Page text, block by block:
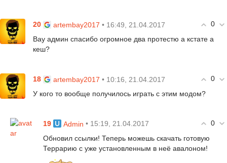
0
20 artembay2017 • 16:49, 21.04.2017
Вау админ спасибо огромное два протестю а кстате а
кеш?
0
18 artembay2017 • 10:16, 21.04.2017
У кого то вообще получилось играть с этим модом?
0
19 Admin • 15:19, 21.04.2017
Обновил ссылки! Теперь можешь скачать готовую
Террарию с уже установленным в неё авалоном!